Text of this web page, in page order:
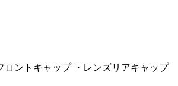
ロントキャップ ・レンズリアキャップ